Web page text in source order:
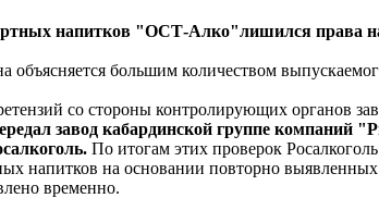
напитков "ОСТ-Алко"лишился права на
объясняется большим количеством
со стороны контролирующих органов
завод кабардинской группе
По итогам этих проверок
напитков на основании повторно
временно.